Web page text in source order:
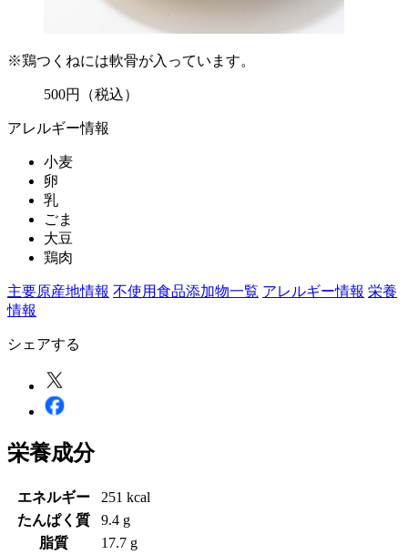
※鶏つくねには軟骨が入っています。
500円 （税込）
アレルギー情報
小麦
卵
乳
ごま
大豆
鶏肉
主要原産地情報 不使用食品添加物一覧 アレルギー情報 栄養
情報
シェアする
栄養成分
エネルギー
251 kcal
たんぱく質
9.4 g
脂質
17.7 g